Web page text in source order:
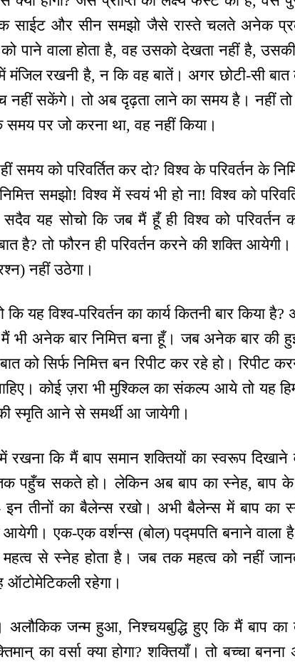
साईट और सीन समझो जैसे रास्ते चलते अनेक
पाने वाला होता है, वह उसको देखता नहीं है, उसकी
में मंजिल रखनी है, न कि वह बातें। अगर छोटी-सी
नहीं सकेंगे। तो अब दृढ़ता लाने का समय है। नहीं
समय पर जो करना था, वह नहीं किया।
को परिवर्तित कर दो? विश्व के परिवर्तन के
समझो! विश्व में स्वयं भी हो ना! विश्व को
सदैव यह सोचो कि जब मैं हूँ ही विश्व को परिवर्तन
है? तो फौरन ही परिवर्तन करने की शक्ति आयेगी।
नहीं उठेगा।
यह विश्व-परिवर्तन का कार्य कितनी बार किया
भी अनेक बार निमित्त बना हूँ। जब अनेक बार की
को सिर्फ निमित्त बन रिपीट कर रहे हो। रिपीट
कोई ज़रा भी मुश्किल का संकल्प आये तो यह
स्मृति आने से समर्थी आ जायेगी।
रखना कि मैं बाप समान शक्तियों का स्वरूप दिखाने
पहुँच सकते हो। लेकिन अब बाप का स्नेह, बाप के
तीनों का बैलेन्स रखो। अभी बैलेन्स में बाप का
एक-एक वर्शन्स (बोल) पद्मपति बनाने वाला
महत्व से स्नेह होता है। जब तक महत्व को नहीं
ऑटोमेटिकली रहेगा।
अलौकिक जन्म हुआ, निश्चयबुद्धि हुए कि मैं बाप का
का वर्सा क्या होगा? शक्तियाँ। तो बच्चा